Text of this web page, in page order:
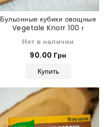
Бульонные кубики овощные
Vegetale Knorr 100 г
Нет в наличии
90.00 Грн
Купить